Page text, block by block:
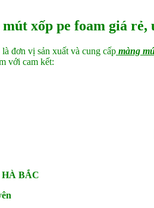
xốp pe foam giá rẻ,
đơn vị sản xuất và cung cấp màng
với cam kết:
BẮC